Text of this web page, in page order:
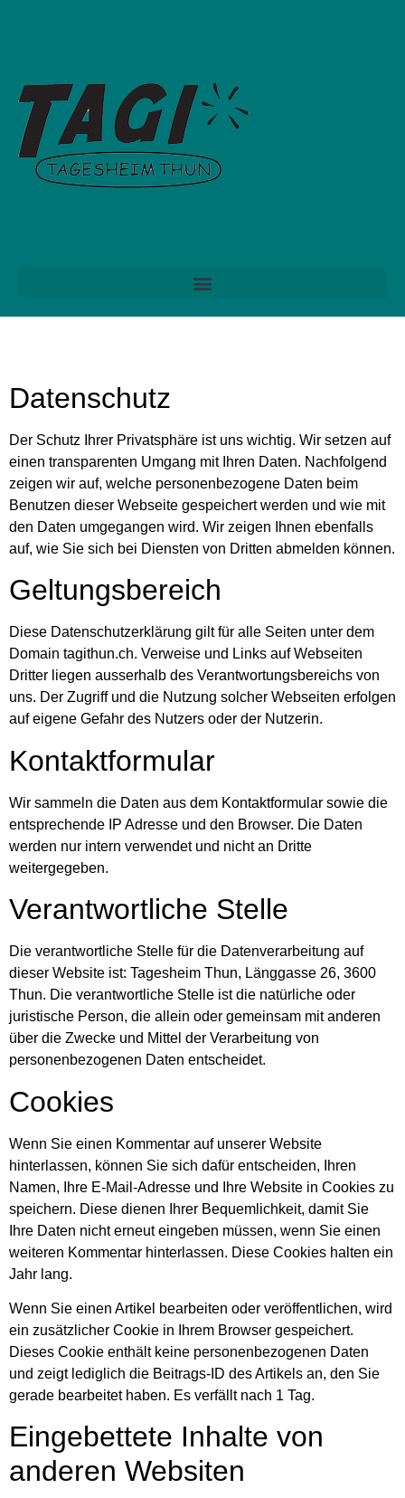
Datenschutz
Der Schutz Ihrer Privatsphäre ist uns wichtig. Wir setzen auf
einen transparenten Umgang mit Ihren Daten. Nachfolgend
zeigen wir auf, welche personenbezogene Daten beim
Benutzen dieser Webseite gespeichert werden und wie mit
den Daten umgegangen wird. Wir zeigen Ihnen ebenfalls
auf, wie Sie sich bei Diensten von Dritten abmelden können.
Geltungsbereich
Diese Datenschutzerklärung gilt für alle Seiten unter dem
Domain tagithun.ch. Verweise und Links auf Webseiten
Dritter liegen ausserhalb des Verantwortungsbereichs von
uns. Der Zugriff und die Nutzung solcher Webseiten erfolgen
auf eigene Gefahr des Nutzers oder der Nutzerin.
Kontaktformular
Wir sammeln die Daten aus dem Kontaktformular sowie die
entsprechende IP Adresse und den Browser. Die Daten
werden nur intern verwendet und nicht an Dritte
weitergegeben.
Verantwortliche Stelle
Die verantwortliche Stelle für die Datenverarbeitung auf
dieser Website ist: Tagesheim Thun, Länggasse 26, 3600
Thun. Die verantwortliche Stelle ist die natürliche oder
juristische Person, die allein oder gemeinsam mit anderen
über die Zwecke und Mittel der Verarbeitung von
personenbezogenen Daten entscheidet.
Cookies
Wenn Sie einen Kommentar auf unserer Website
hinterlassen, können Sie sich dafür entscheiden, Ihren
Namen, Ihre E-Mail-Adresse und Ihre Website in Cookies zu
speichern. Diese dienen Ihrer Bequemlichkeit, damit Sie
Ihre Daten nicht erneut eingeben müssen, wenn Sie einen
weiteren Kommentar hinterlassen. Diese Cookies halten ein
Jahr lang.
Wenn Sie einen Artikel bearbeiten oder veröffentlichen, wird
ein zusätzlicher Cookie in Ihrem Browser gespeichert.
Dieses Cookie enthält keine personenbezogenen Daten
und zeigt lediglich die Beitrags-ID des Artikels an, den Sie
gerade bearbeitet haben. Es verfällt nach 1 Tag.
Eingebettete Inhalte von
anderen Websiten